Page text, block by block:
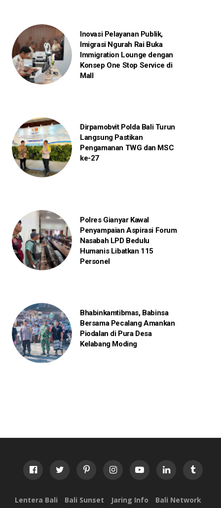
Inovasi Pelayanan Publik,
Imigrasi Ngurah Rai Buka
Immigration Lounge dengan
Konsep One Stop Service di
Mall
Dirpamobvit Polda Bali Turun
Langsung Pastikan
Pengamanan TWG dan MSC
ke-27
Polres Gianyar Kawal
Penyampaian Aspirasi Forum
Nasabah LPD Bedulu
Humanis Libatkan 115
Personel
Bhabinkamtibmas, Babinsa
Bersama Pecalang Amankan
Piodalan di Pura Desa
Kelabang Moding
Lentera Bali Bali Sunset Jaring Info
Bali Network